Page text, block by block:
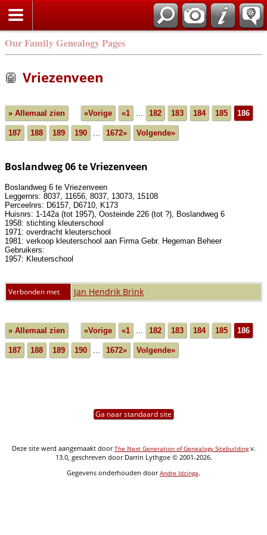
Our Family Genealogy Pages
Vriezenveen
» Allemaal zien «Vorige «1 ... 182 183 184 185 186
187 188 189 190 ... 1672» Volgende»
Boslandweg 06 te Vriezenveen
Boslandweg 6 te Vriezenveen
Leggernrs: 8037, 11656, 8037, 13073, 15108
Perceelnrs: D6157, D6710, K173
Huisnrs: 1-142a (tot 1957), Oosteinde 226 (tot ?), Boslandweg 6
1958: stichting kleuterschool
1971: overdracht kleuterschool
1981: verkoop kleuterschool aan Firma Gebr. Hegeman Beheer
Gebruikers:
1957: Kleuterschool
Verbonden met Jan Hendrik Brink
» Allemaal zien «Vorige «1 ... 182 183 184 185 186
187 188 189 190 ... 1672» Volgende»
Ga naar standaard site
Deze site werd aangemaakt doorThe Next Generation of Genealogy Sitebuildingv.
13.0, geschreven door Darrin Lythgoe © 2001-2026.
Gegevens onderhouden doorAndre Idzinga.